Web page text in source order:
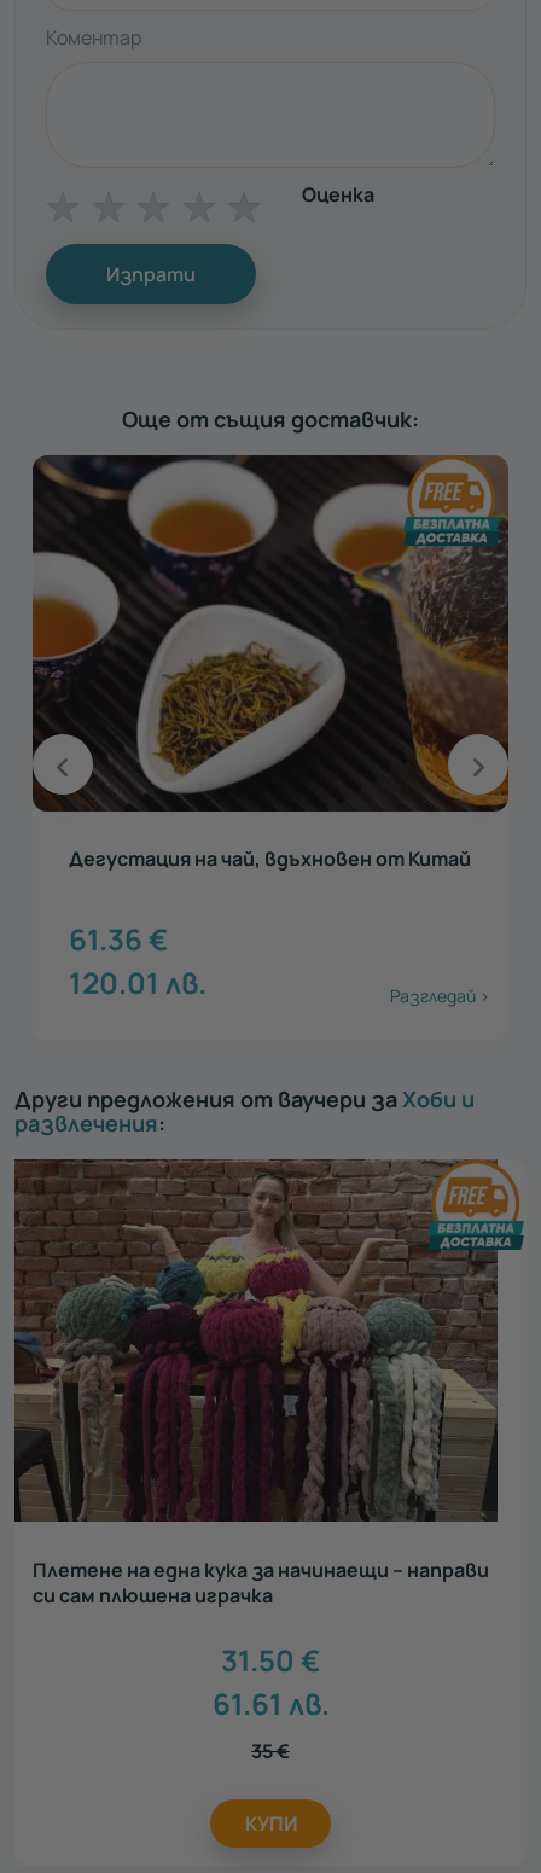
Коментар
Оценка
Изпрати
Още от същия доставчик:
Дегустация на чай, вдъхновен от Китай
61.36€
120.01 лв. Разгледай >
Други предложения от ваучери заХоби и
развлечения:
Плетене на една кука за начинаещи – направи
си сам плюшена играчка
31.50 €
61.61 лв.
35€
КУПИ